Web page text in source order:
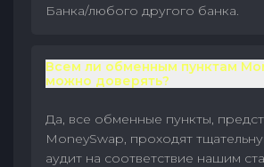
Банка/любого другого банка.
Всем ли обменным пунктам
можно доверять?
Да, все обменные пункты,
MoneySwap, проходят
аудит на соответствие нашим